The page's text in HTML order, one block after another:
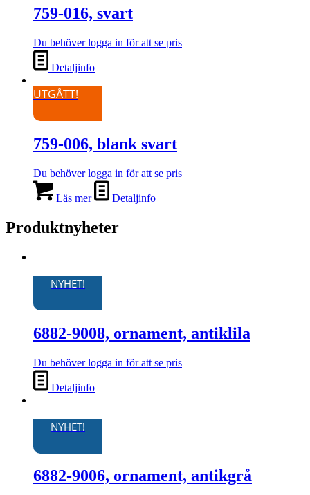
759-016, svart
Du behöver logga in för att se pris
Detaljinfo
UTGÅTT!
759-006, blank svart
Du behöver logga in för att se pris
Läs mer Detaljinfo
Produktnyheter
NYHET!
6882-9008, ornament, antiklila
Du behöver logga in för att se pris
Detaljinfo
NYHET!
6882-9006, ornament, antikgrå